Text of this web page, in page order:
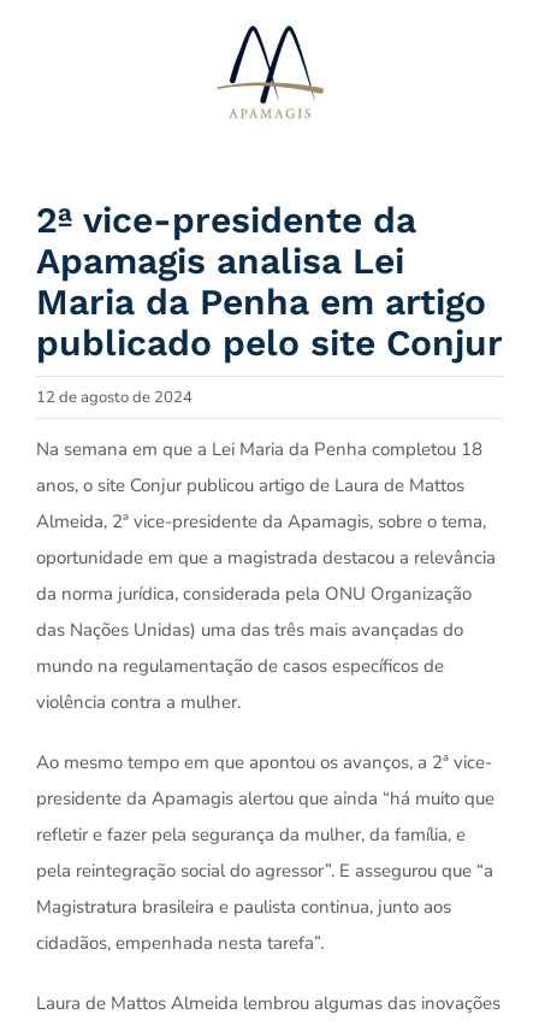
2ª vice-presidente da
Apamagis analisa Lei
Maria da Penha em artigo
publicado pelo site Conjur
12 de agosto de 2024
Na semana em que a Lei Maria da Penha completou 18
anos, o site Conjur publicou artigo de Laura de Mattos
Almeida, 2ª vice-presidente da Apamagis, sobre o tema,
oportunidade em que a magistrada destacou a relevância
da norma jurídica, considerada pela ONU Organização
das Nações Unidas) uma das três mais avançadas do
mundo na regulamentação de casos específicos de
violência contra a mulher.
Ao mesmo tempo em que apontou os avanços, a 2ª vice-
presidente da Apamagis alertou que ainda “há muito que
refletir e fazer pela segurança da mulher, da família, e
pela reintegração social do agressor”. E assegurou que “a
Magistratura brasileira e paulista continua, junto aos
cidadãos, empenhada nesta tarefa”.
Laura de Mattos Almeida lembrou algumas das inovações